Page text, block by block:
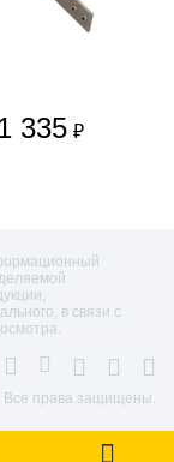
335 ₽
в связи с
Все права защищены.